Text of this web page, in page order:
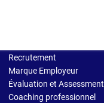
Recrutement
Marque Employeur
Évaluation et Assessment
Coaching professionnel